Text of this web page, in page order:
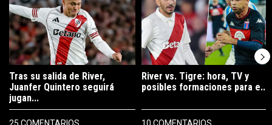
Tras su salida de River,
Juanfer Quintero seguirá
jugan...
River vs. Tigre: hora, TV y
posibles formaciones para e...